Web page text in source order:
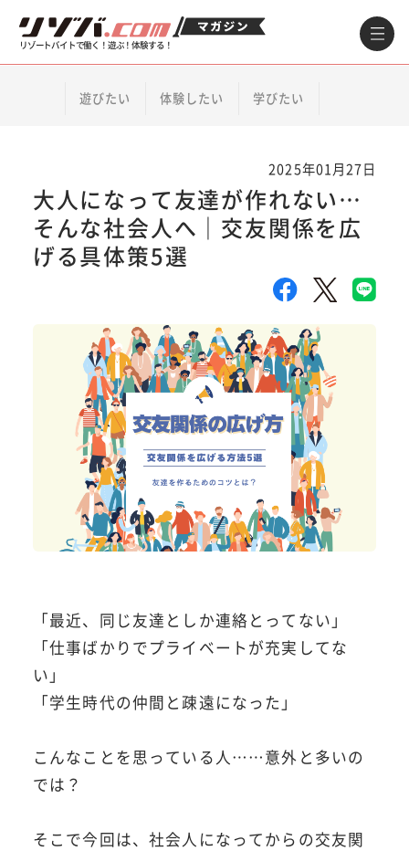
リゾートバイトで働く！遊ぶ！体験する！
遊びたい 体験したい 学びたい
2025年01月27日
大人になって友達が作れない…
そんな社会人へ｜交友関係を広
げる具体策5選
「最近、同じ友達としか連絡とってない」
「仕事ばかりでプライベートが充実してな
い」
「学生時代の仲間と疎遠になった」
こんなことを思っている人……意外と多いの
では？
そこで今回は、社会人になってからの交友関